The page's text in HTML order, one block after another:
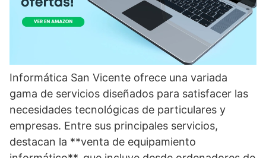
Informática San Vicente ofrece una variada
gama de servicios diseñados para satisfacer las
necesidades tecnológicas de particulares y
empresas. Entre sus principales servicios,
destacan la **venta de equipamiento